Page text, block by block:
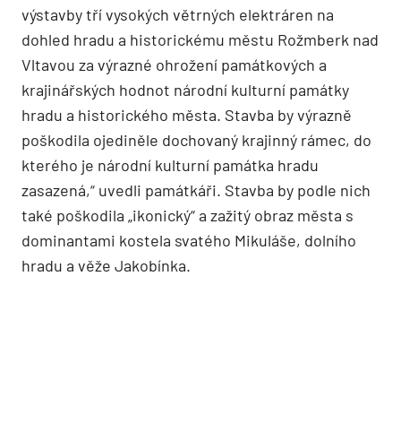
výstavby tří vysokých větrných elektráren na
dohled hradu a historickému městu Rožmberk nad
Vltavou za výrazné ohrožení památkových a
krajinářských hodnot národní kulturní památky
hradu a historického města. Stavba by výrazně
poškodila ojediněle dochovaný krajinný rámec, do
kterého je národní kulturní památka hradu
zasazená,“ uvedli památkáři. Stavba by podle nich
také poškodila „ikonický“ a zažitý obraz města s
dominantami kostela svatého Mikuláše, dolního
hradu a věže Jakobínka.